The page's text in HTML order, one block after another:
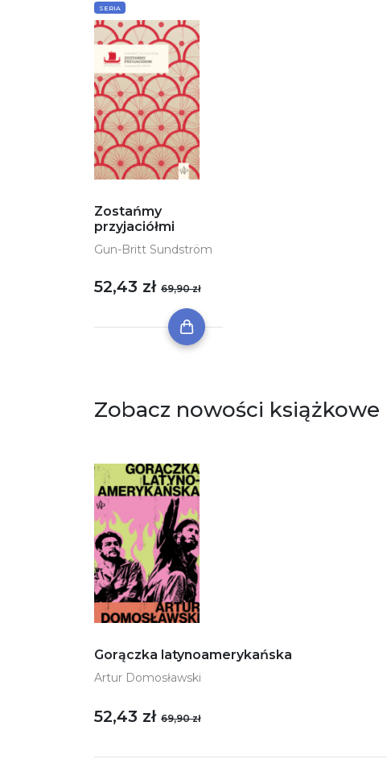
SERIA
Zostańmy
przyjaciółmi
Gun-Britt Sundström
52,43 zł 69,90 zł
Zobacz nowości książkowe
Gorączka latynoamerykańska
Artur Domosławski
52,43 zł 69,90 zł